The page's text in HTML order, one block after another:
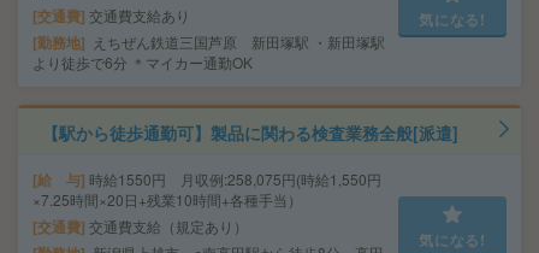
交通費 交通費支給あり
勤務地
えちぜん鉄道三国芦原 新田塚駅 ・新田塚駅
より徒歩で6分 ＊マイカー通勤OK
気になる!
【駅から徒歩通勤可】製品に関わる検査業務全般[派遣]
給 与 時給1550円 月収例:258,075円(時給1,550円
×7.25時間×20日+残業10時間+各種手当）
交通費 交通費支給（規定あり）
気になる!